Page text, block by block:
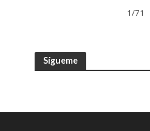
1/71
Sígueme